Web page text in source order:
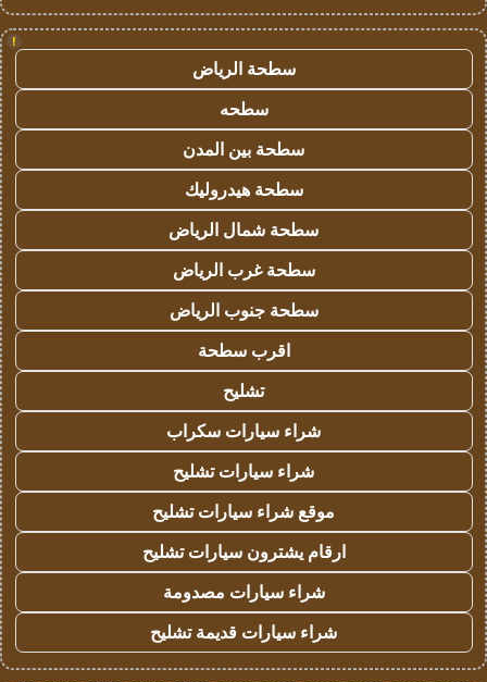
!
سطحة الرياض
سطحه
سطحة بين المدن
سطحة هيدروليك
سطحة شمال الرياض
سطحة غرب الرياض
سطحة جنوب الرياض
اقرب سطحة
تشليح
شراء سيارات سكراب
شراء سيارات تشليح
موقع شراء سيارات تشليح
ارقام يشترون سيارات تشليح
شراء سيارات مصدومة
شراء سيارات قديمة تشليح